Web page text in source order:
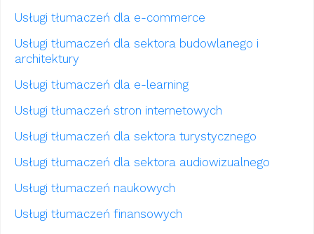
Usługi tłumaczeń dla e-commerce
Usługi tłumaczeń dla sektora budowlanego i
architektury
Usługi tłumaczeń dla e-learning
Usługi tłumaczeń stron internetowych
Usługi tłumaczeń dla sektora turystycznego
Usługi tłumaczeń dla sektora audiowizualnego
Usługi tłumaczeń naukowych
Usługi tłumaczeń finansowych